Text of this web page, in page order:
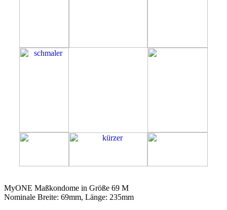
MyONE Maßkondome in Größe 69 M
Nominale Breite: 69mm, Länge: 235mm